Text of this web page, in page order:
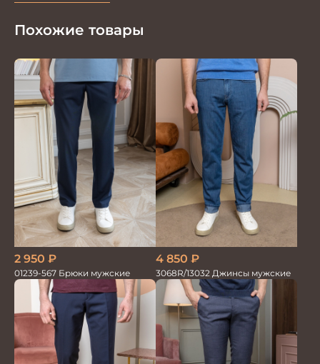
Похожие товары
2 950 ₽
01239-567 Брюки мужские
4 850 ₽
3068R/13032 Джинсы мужские